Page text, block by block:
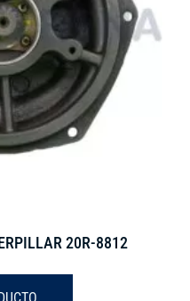
20R-8812